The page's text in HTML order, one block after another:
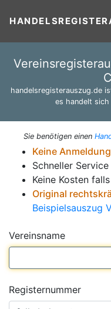
handelsregisterauszug.de
es handelt sich
Sie benötigen einen
Keine
Schneller
Keine Kosten
Original
Beispielsauszug
Vereinsname
Registernummer